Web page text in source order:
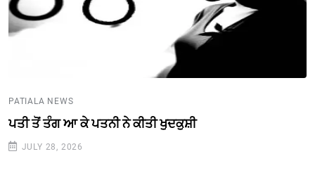
PATIALA NEWS
ਪਤੀ ਤੋਂ ਤੰਗ ਆ ਕੇ ਪਤਨੀ ਨੇ ਕੀਤੀ ਖੁਦਕੁਸ਼ੀ
JULY 28, 2026